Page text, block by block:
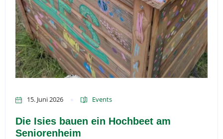
15. Juni 2026 Events
Die Isies bauen ein Hochbeet am
Seniorenheim